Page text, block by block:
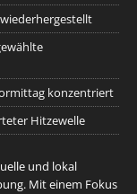
konzentriert
Hitzewelle
und lokal
Mit einem Fokus